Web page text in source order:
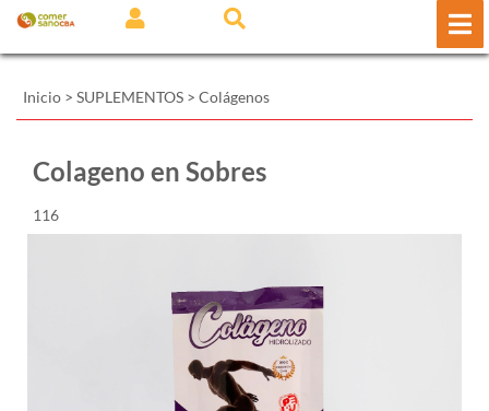
Inicio > SUPLEMENTOS > Colágenos
Colageno en Sobres
116